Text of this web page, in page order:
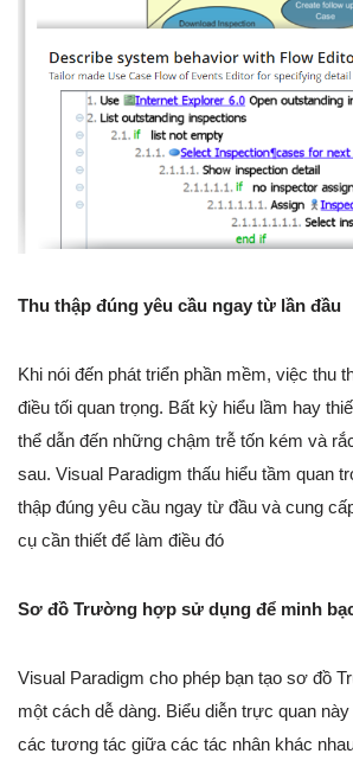
Thu thập đúng yêu cầu ngay từ lần đầu
Khi nói đến phát triển phần mềm, việc thu
điều tối quan trọng. Bất kỳ hiểu lầm hay
thể dẫn đến những chậm trễ tốn kém và
sau. Visual Paradigm thấu hiểu tầm quan
thập đúng yêu cầu ngay từ đầu và cung
cụ cần thiết để làm điều đó
Sơ đồ Trường hợp sử dụng để minh
Visual Paradigm cho phép bạn tạo sơ đồ
một cách dễ dàng. Biểu diễn trực quan
các tương tác giữa các tác nhân khác